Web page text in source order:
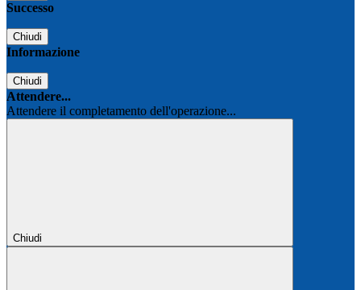
Successo
Chiudi
Informazione
Chiudi
Attendere...
Attendere il completamento dell'operazione...
Chiudi